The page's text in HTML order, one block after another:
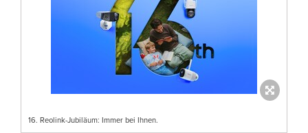
16. Reolink-Jubiläum: Immer bei Ihnen.